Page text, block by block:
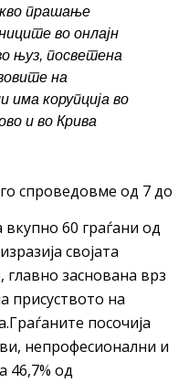
прашање
во онлајн
њуз, посветена
на
има корупција во
и во Крива
спроведовме од 7 до
вкупно 60 граѓани од
својата
заснована врз
присуството на
посочија
непрофесионални и
46,7% од